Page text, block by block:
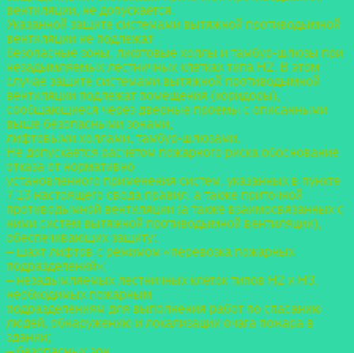
вентиляции, не допускается.
Указанной защите системами вытяжной противодымной
вентиляции не подлежат
безопасные зоны, лифтовые холлы и тамбур-шлюзы при
незадымляемых лестничных клетках типа Н2. В этом
случае защите системами вытяжной противодымной
вентиляции подлежат помещения (коридоры),
сообщающиеся через дверные проемы с описанными
выше безопасными зонами,
лифтовыми холлами, тамбур-шлюзами.
Не допускается расчетом пожарного риска обоснование
отказа от нормативно
установленного применения систем, указанных в пункте
7.13 настоящего свода правил, а также приточной
противодымной вентиляции (а также взаимосвязанных с
ними систем вытяжной противодымной вентиляции),
обеспечивающих защиту:
– шахт лифтов с режимом «перевозка пожарных
подразделений»;
– незадымляемых лестничных клеток типов Н2 и НЗ,
необходимых пожарным
подразделениям для выполнения работ по спасанию
людей, обнаружению и локализации очага пожара в
здании;